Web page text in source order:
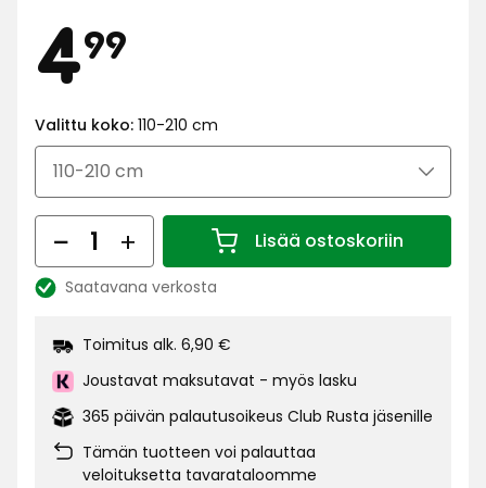
Hinta
499
€
Valittu koko: 110-210 cm
Määrä Lisää ostoskoriin
Määrä 1
KatsoSaatavana verkosta
Toimitus alk. 6,90 €
Joustavat maksutavat - myös lasku
365 päivän palautusoikeus Club Rusta jäsenille
Tämän tuotteen voi palauttaa
veloituksetta tavarataloomme